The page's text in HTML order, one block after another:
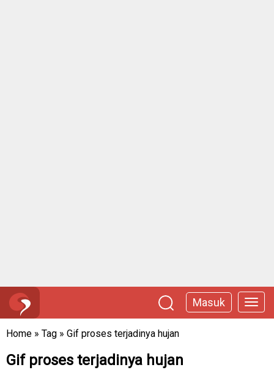
Masuk
Home » Tag » Gif proses terjadinya hujan
Gif proses terjadinya hujan